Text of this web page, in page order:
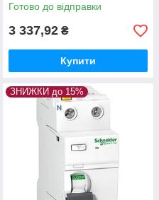
Готово до відправки
3 337,92 ₴
Купити
ЗНИЖКИ до 15%